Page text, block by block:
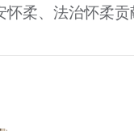
柔、法治怀柔贡